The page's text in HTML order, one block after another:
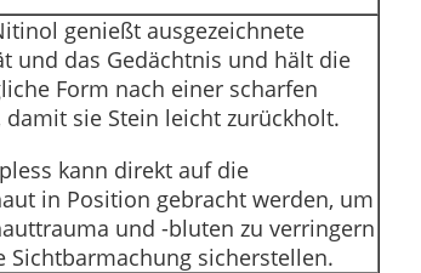
genießt ausgezeichnete
und das Gedächtnis und hält die
Form nach einer scharfen
damit sie Stein leicht zurückholt.
kann direkt auf die
in Position gebracht werden, um
und -bluten zu verringern
Sichtbarmachung sicherstellen.